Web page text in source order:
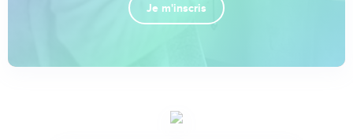
Je m'inscris